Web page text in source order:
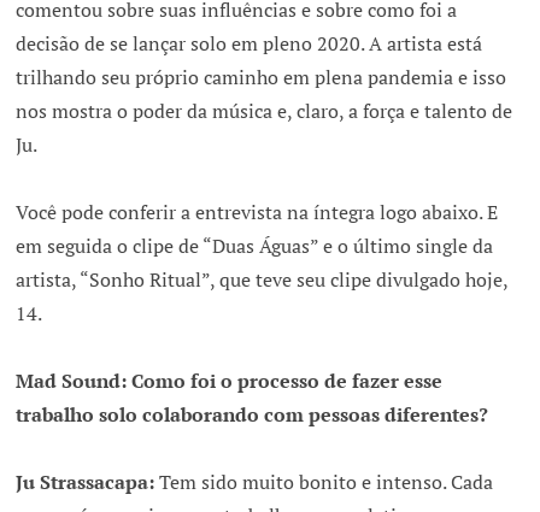
comentou sobre suas influências e sobre como foi a
decisão de se lançar solo em pleno 2020. A artista está
trilhando seu próprio caminho em plena pandemia e isso
nos mostra o poder da música e, claro, a força e talento de
Ju.
Você pode conferir a entrevista na íntegra logo abaixo. E
em seguida o clipe de “Duas Águas” e o último single da
artista, “Sonho Ritual”, que teve seu clipe divulgado hoje,
14.
Mad Sound: Como foi o processo de fazer esse
trabalho solo colaborando com pessoas diferentes?
Ju Strassacapa:Tem sido muito bonito e intenso. Cada